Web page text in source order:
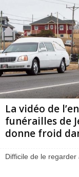
La vidéo de
funérailles de
donne froid
Difficile de le